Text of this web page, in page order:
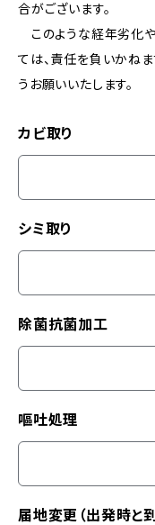
合がございます。
このような経年劣化
ては、責任を負いかね
うお願いいたします。
カビ取り
シミ取り
除菌抗菌加工
嘔吐処理
届地変更（出発時と